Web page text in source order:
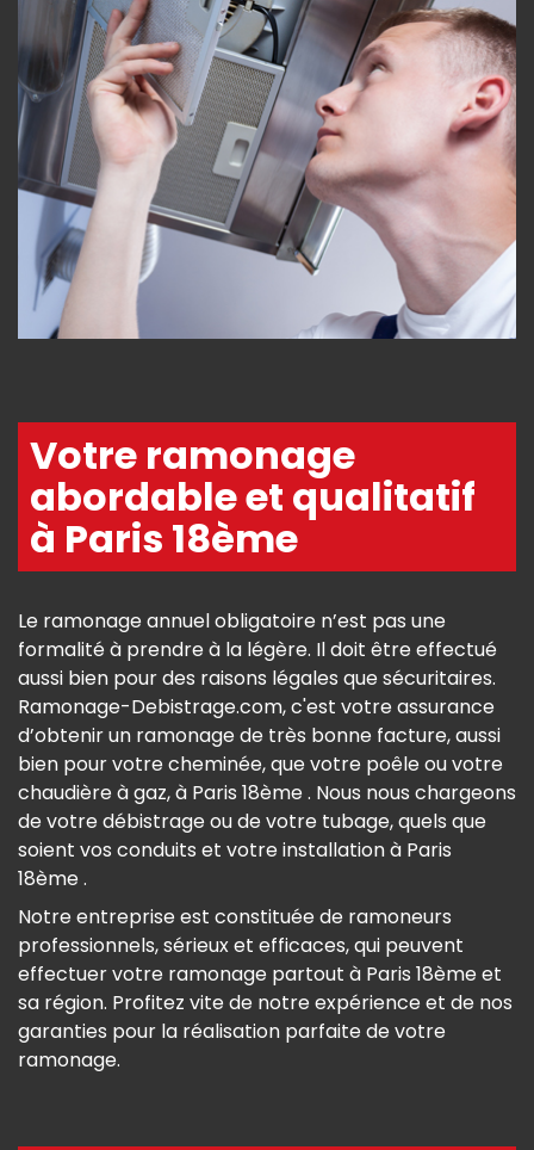
Votre ramonage
abordable et qualitatif
à Paris 18ème
Le ramonage annuel obligatoire n’est pas une
formalité à prendre à la légère. Il doit être effectué
aussi bien pour des raisons légales que sécuritaires.
Ramonage-Debistrage.com, c'est votre assurance
d’obtenir un ramonage de très bonne facture, aussi
bien pour votre cheminée, que votre poêle ou votre
chaudière à gaz, à Paris 18ème . Nous nous chargeons
de votre débistrage ou de votre tubage, quels que
soient vos conduits et votre installation à Paris
18ème .
Notre entreprise est constituée de ramoneurs
professionnels, sérieux et efficaces, qui peuvent
effectuer votre ramonage partout à Paris 18ème et
sa région. Profitez vite de notre expérience et de nos
garanties pour la réalisation parfaite de votre
ramonage.